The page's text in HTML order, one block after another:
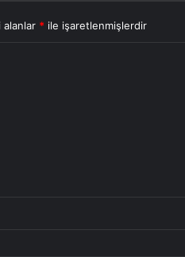
alanlar * ile işaretlenmişlerdir